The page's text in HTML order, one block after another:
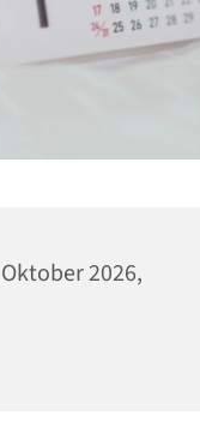
2026,